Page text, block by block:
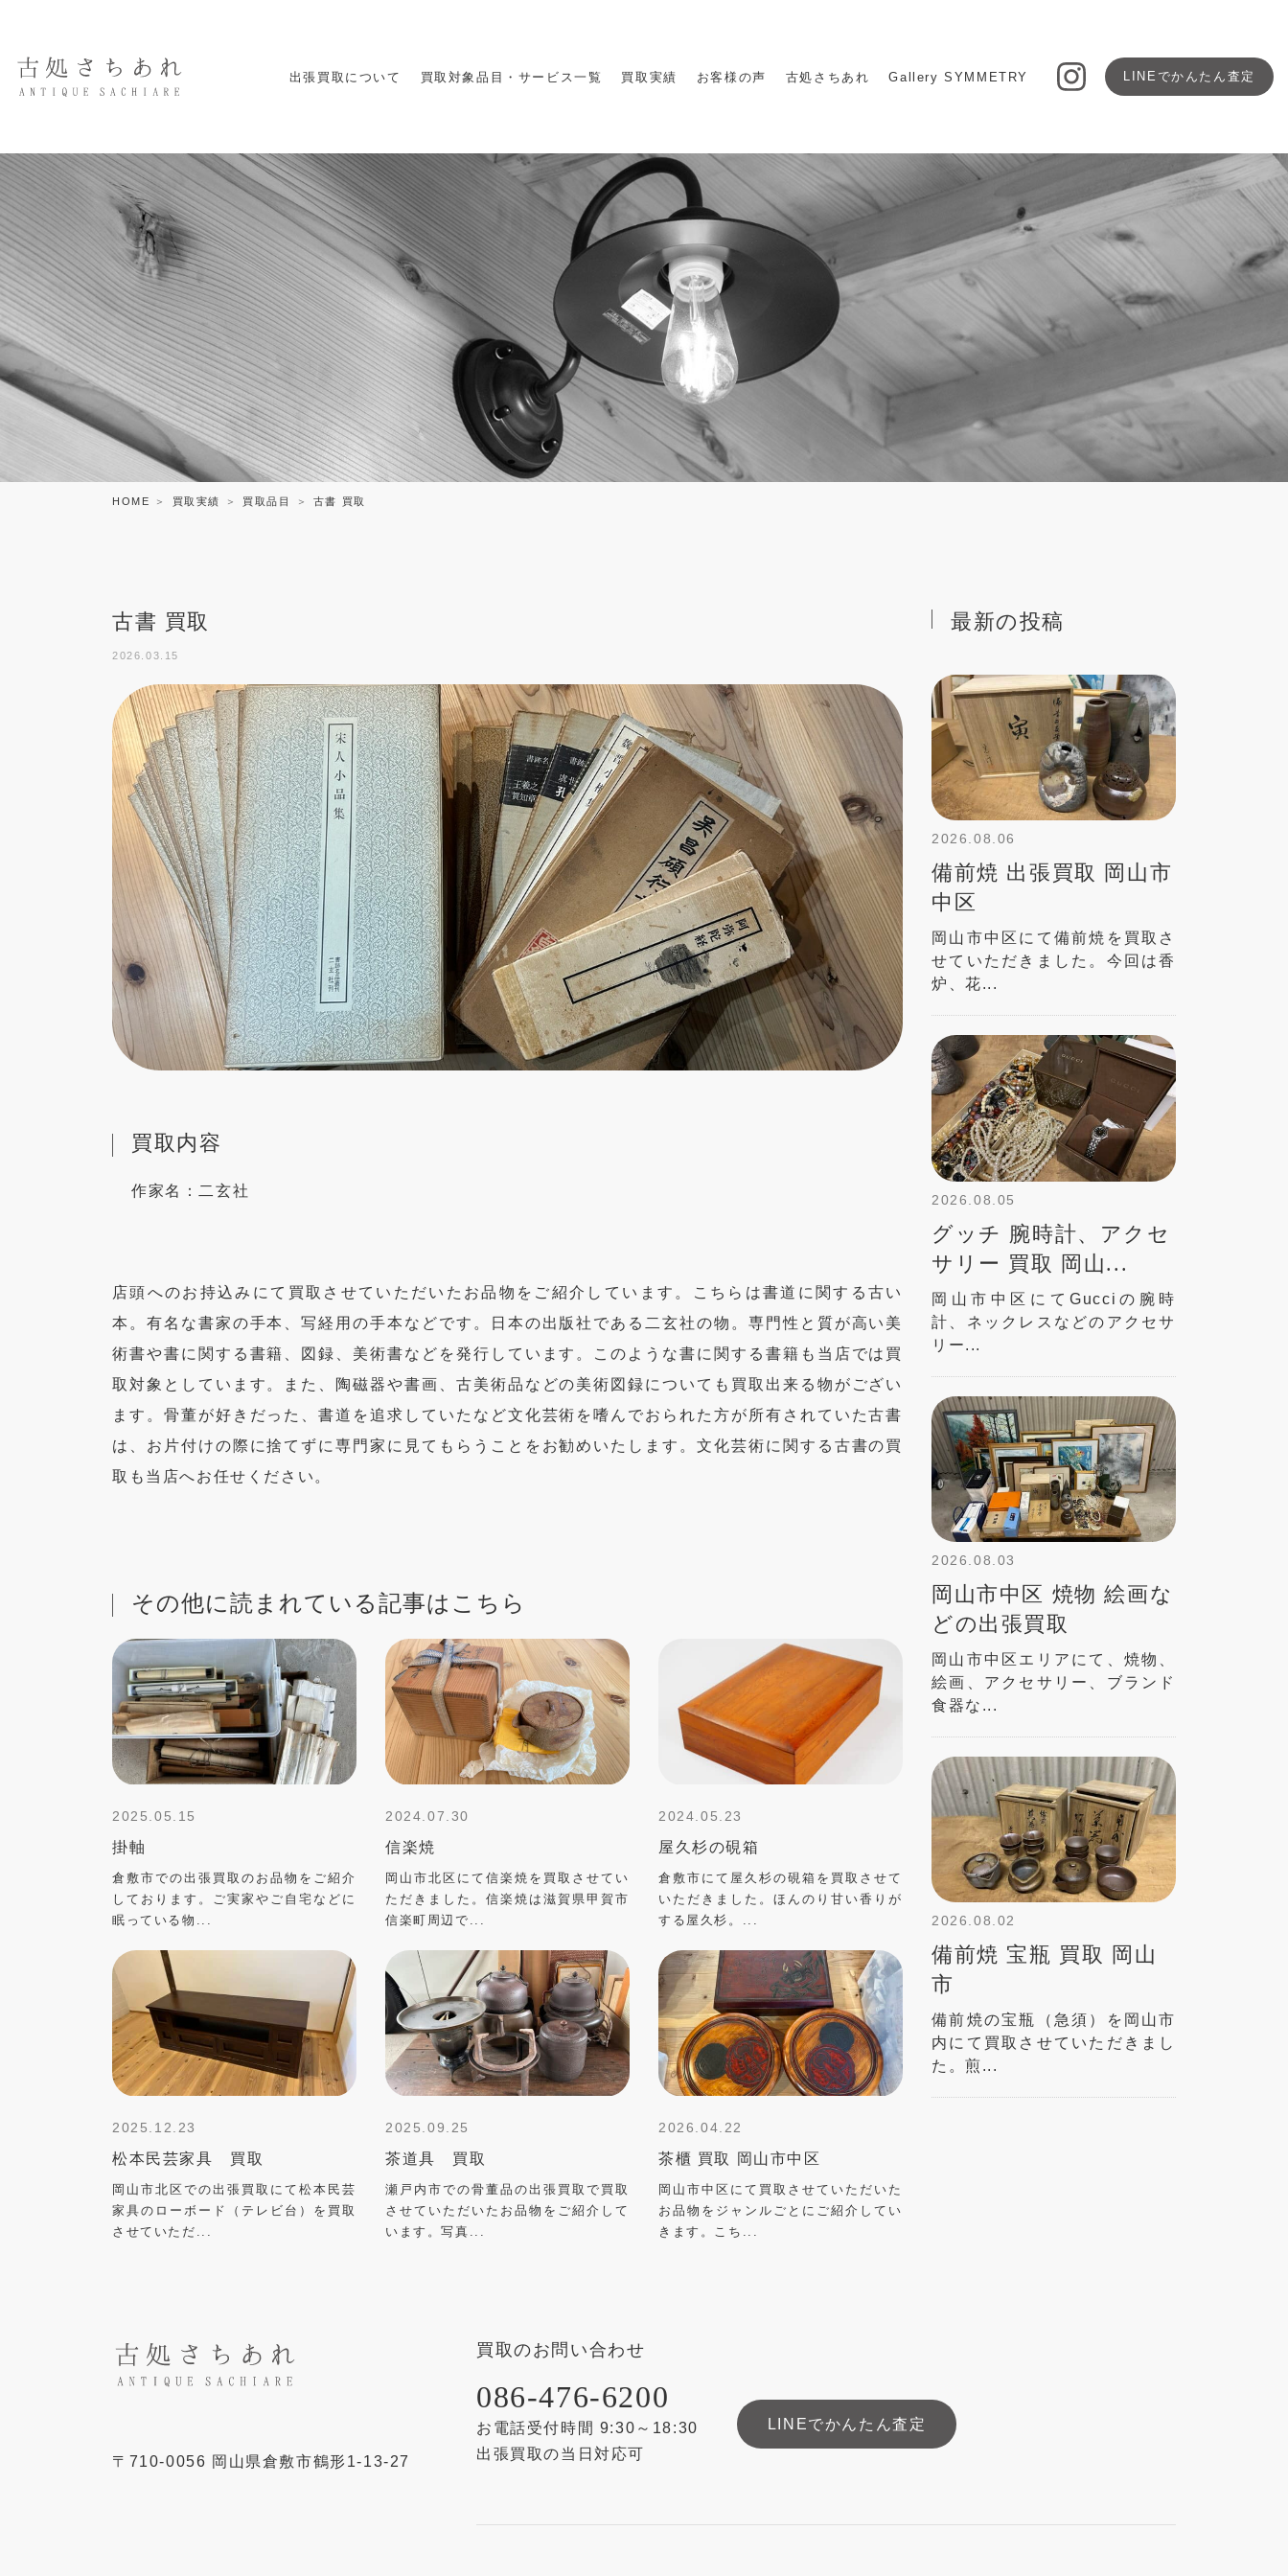
出張買取について 買取対象品目・サービス一覧 買取実績 お客様の声 古処さちあれ Gallery SYMMETRY LINEでかんたん査定
HOME 買取実績 買取品目 古書 買取
古書 買取
2026.03.15
買取内容
作家名： 二玄社
店頭へのお持込みにて買取させていただいたお品物をご紹介しています。こちらは書道に関する古い
本。有名な書家の手本、写経用の手本などです。日本の出版社である二玄社の物。専門性と質が高い美
術書や書に関する書籍、図録、美術書などを発行しています。このような書に関する書籍も当店では買
取対象としています。また、陶磁器や書画、古美術品などの美術図録についても買取出来る物がござい
ます。骨董が好きだった、書道を追求していたなど文化芸術を嗜んでおられた方が所有されていた古書
は、お片付けの際に捨てずに専門家に見てもらうことをお勧めいたします。文化芸術に関する古書の買
取も当店へお任せください。
その他に読まれている記事はこちら
2025.05.15
掛軸
倉敷市での出張買取のお品物をご紹介
しております。ご実家やご自宅などに
眠っている物...
2024.07.30
信楽焼
岡山市北区にて信楽焼を買取させてい
ただきました。信楽焼は滋賀県甲賀市
信楽町周辺で...
2024.05.23
屋久杉の硯箱
倉敷市にて屋久杉の硯箱を買取させて
いただきました。ほんのり甘い香りが
する屋久杉。...
2025.12.23
松本民芸家具 買取
岡山市北区での出張買取にて松本民芸
家具のローボード（テレビ台）を買取
させていただ...
2025.09.25
茶道具 買取
瀬戸内市での骨董品の出張買取で買取
させていただいたお品物をご紹介して
います。写真...
2026.04.22
茶櫃 買取 岡山市中区
岡山市中区にて買取させていただいた
お品物をジャンルごとにご紹介してい
きます。こち...
最新の投稿
2026.08.06
備前焼 出張買取 岡山市
中区
岡山市中区にて備前焼を買取さ
せていただきました。今回は香
炉、花...
2026.08.05
グッチ 腕時計、アクセ
サリー 買取 岡山...
岡山市中区にてGucciの腕時
計、ネックレスなどのアクセサ
リー...
2026.08.03
岡山市中区 焼物 絵画な
どの出張買取
岡山市中区エリアにて、焼物、
絵画、アクセサリー、ブランド
食器な...
2026.08.02
備前焼 宝瓶 買取 岡山
市
備前焼の宝瓶（急須）を岡山市
内にて買取させていただきまし
た。煎...
〒 710-0056 岡山県倉敷市鶴形1-13-27
買取のお問い合わせ
086-476-6200
お電話受付時間 9:30～18:30
出張買取の当日対応可
LINEでかんたん査定